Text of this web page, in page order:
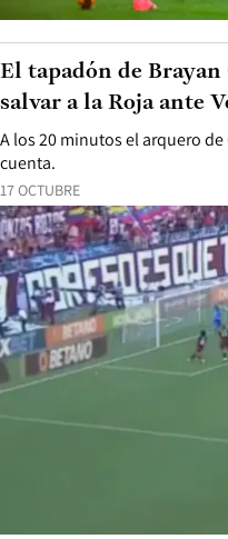
17 OCTUBRE
A los 20 minutos el arquero
cuenta.
El tapadón de
salvar a la Roja ante